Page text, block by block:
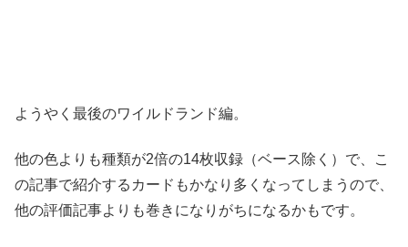
ようやく最後のワイルドランド編。
他の色よりも種類が2倍の14枚収録（ベース除く）で、こ
の記事で紹介するカードもかなり多くなってしまうので、
他の評価記事よりも巻きになりがちになるかもです。